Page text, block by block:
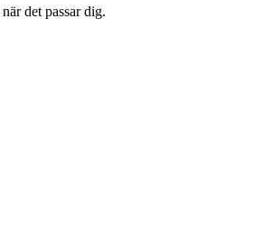
när det passar dig.